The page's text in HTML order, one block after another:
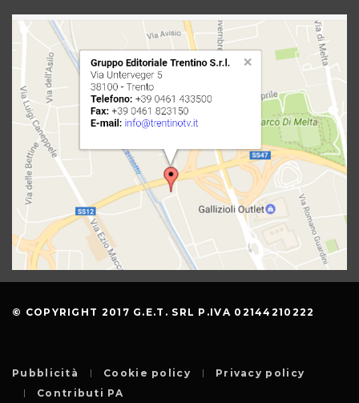
© COPYRIGHT 2017 G.E.T. SRL P.IVA 02144210222
Pubblicità Cookie policy
Privacy policy
Contributi PA